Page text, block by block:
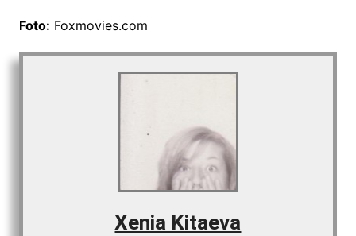
Foto: Foxmovies.com
Xenia Kitaeva